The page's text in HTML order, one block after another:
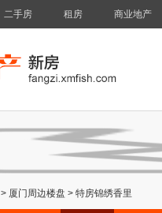
二手房 租房 商业地产
> 厦门周边楼盘 > 特房锦绣香里